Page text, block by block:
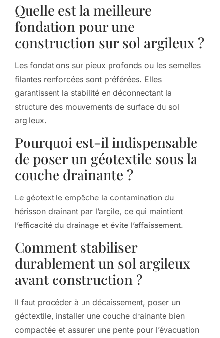
Quelle est la meilleure
fondation pour une
construction sur sol argileux ?
Les fondations sur pieux profonds ou les semelles
filantes renforcées sont préférées. Elles
garantissent la stabilité en déconnectant la
structure des mouvements de surface du sol
argileux.
Pourquoi est-il indispensable
de poser un géotextile sous la
couche drainante ?
Le géotextile empêche la contamination du
hérisson drainant par l’argile, ce qui maintient
l’efficacité du drainage et évite l’affaissement.
Comment stabiliser
durablement un sol argileux
avant construction ?
Il faut procéder à un décaissement, poser un
géotextile, installer une couche drainante bien
compactée et assurer une pente pour l’évacuation